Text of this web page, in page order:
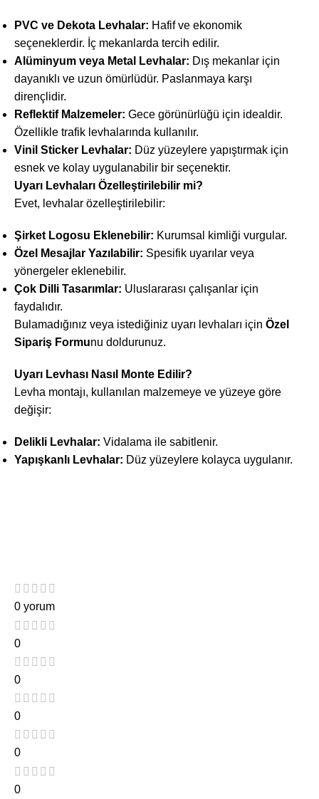
PVC ve Dekota Levhalar: Hafif ve ekonomik
seçeneklerdir. İç mekanlarda tercih edilir.
Alüminyum veya Metal Levhalar: Dış mekanlar için
dayanıklı ve uzun ömürlüdür. Paslanmaya karşı
dirençlidir.
Reflektif Malzemeler: Gece görünürlüğü için idealdir.
Özellikle trafik levhalarında kullanılır.
Vinil Sticker Levhalar: Düz yüzeylere yapıştırmak için
esnek ve kolay uygulanabilir bir seçenektir.
Uyarı Levhaları Özelleştirilebilir mi?
Evet, levhalar özelleştirilebilir:
Şirket Logosu Eklenebilir: Kurumsal kimliği vurgular.
Özel Mesajlar Yazılabilir: Spesifik uyarılar veya
yönergeler eklenebilir.
Çok Dilli Tasarımlar: Uluslararası çalışanlar için
faydalıdır.
Bulamadığınız veya istediğiniz uyarı levhaları için Özel
Sipariş Formunu doldurunuz.
Uyarı Levhası Nasıl Monte Edilir?
Levha montajı, kullanılan malzemeye ve yüzeye göre
değişir:
Delikli Levhalar: Vidalama ile sabitlenir.
Yapışkanlı Levhalar: Düz yüzeylere kolayca uygulanır.
0 yorum
0
0
0
0
0